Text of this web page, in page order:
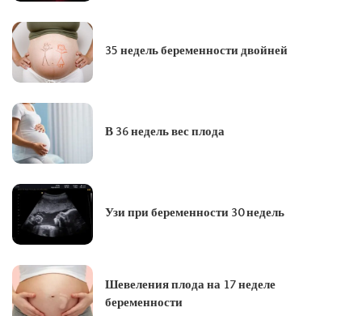
35 недель беременности двойней
В 36 недель вес плода
Узи при беременности 30 недель
Шевеления плода на 17 неделе
беременности